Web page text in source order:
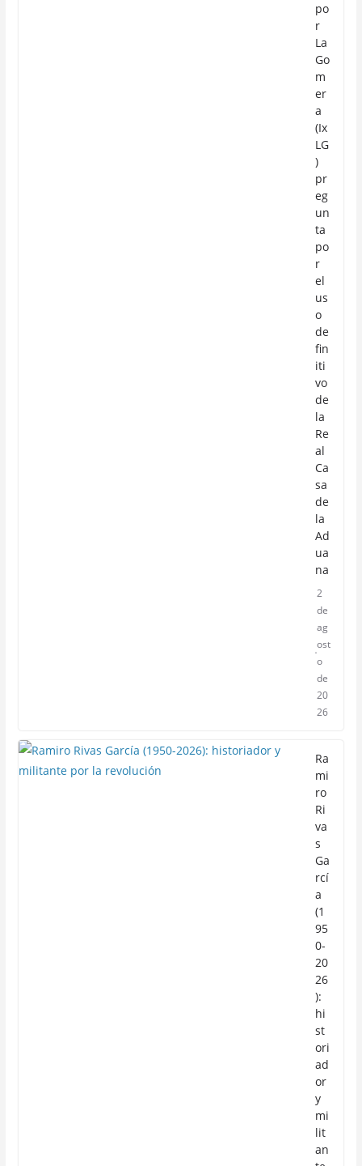
po
r
La
Go
m
er
a
(Ix
LG
)
pr
eg
un
ta
po
r
el
us
o
de
fin
iti
vo
de
la
Re
al
Ca
sa
de
la
Ad
ua
na
2
de
ag
ost
o
de
20
26
Ra
mi
ro
Ri
va
s
Ga
rcí
a
(1
95
0-
20
26
):
hi
st
ori
ad
or
y
mi
lit
an